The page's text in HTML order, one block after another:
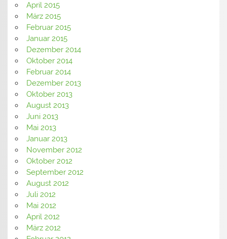
April 2015
März 2015
Februar 2015
Januar 2015
Dezember 2014
Oktober 2014
Februar 2014
Dezember 2013
Oktober 2013
August 2013
Juni 2013
Mai 2013
Januar 2013
November 2012
Oktober 2012
September 2012
August 2012
Juli 2012
Mai 2012
April 2012
März 2012